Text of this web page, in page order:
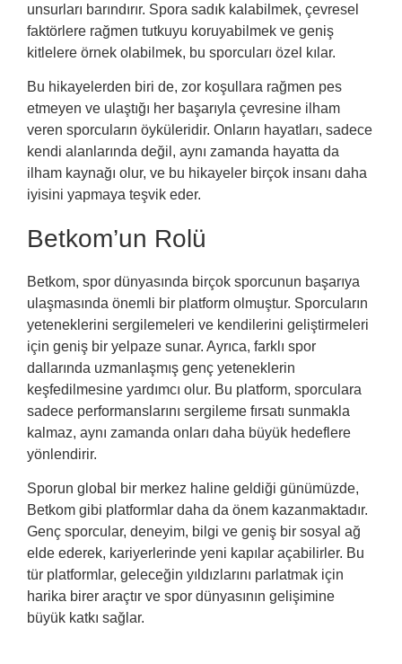
unsurları barındırır. Spora sadık kalabilmek, çevresel
faktörlere rağmen tutkuyu koruyabilmek ve geniş
kitlelere örnek olabilmek, bu sporcuları özel kılar.
Bu hikayelerden biri de, zor koşullara rağmen pes
etmeyen ve ulaştığı her başarıyla çevresine ilham
veren sporcuların öyküleridir. Onların hayatları, sadece
kendi alanlarında değil, aynı zamanda hayatta da
ilham kaynağı olur, ve bu hikayeler birçok insanı daha
iyisini yapmaya teşvik eder.
Betkom’un Rolü
Betkom, spor dünyasında birçok sporcunun başarıya
ulaşmasında önemli bir platform olmuştur. Sporcuların
yeteneklerini sergilemeleri ve kendilerini geliştirmeleri
için geniş bir yelpaze sunar. Ayrıca, farklı spor
dallarında uzmanlaşmış genç yeteneklerin
keşfedilmesine yardımcı olur. Bu platform, sporculara
sadece performanslarını sergileme fırsatı sunmakla
kalmaz, aynı zamanda onları daha büyük hedeflere
yönlendirir.
Sporun global bir merkez haline geldiği günümüzde,
Betkom gibi platformlar daha da önem kazanmaktadır.
Genç sporcular, deneyim, bilgi ve geniş bir sosyal ağ
elde ederek, kariyerlerinde yeni kapılar açabilirler. Bu
tür platformlar, geleceğin yıldızlarını parlatmak için
harika birer araçtır ve spor dünyasının gelişimine
büyük katkı sağlar.